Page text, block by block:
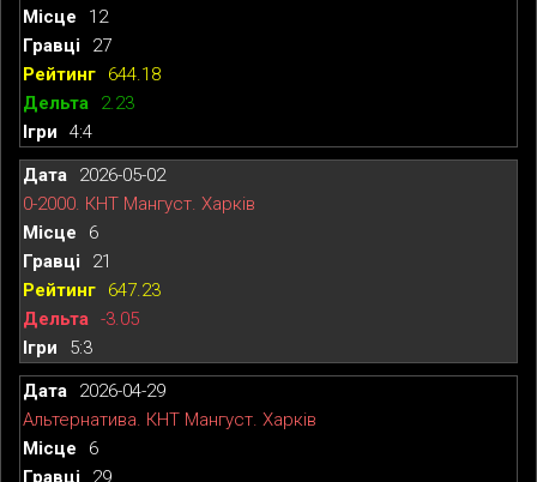
12
27
644.18
2.23
4:4
2026-05-02
0-2000. КНТ Мангуст. Харків
6
21
647.23
-3.05
5:3
2026-04-29
Альтернатива. КНТ Мангуст. Харків
6
29